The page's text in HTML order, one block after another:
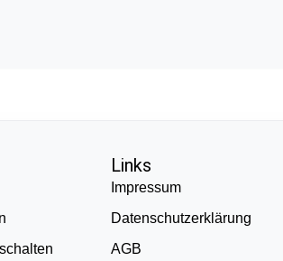
Links
Impressum
Datenschutzerklärung
AGB